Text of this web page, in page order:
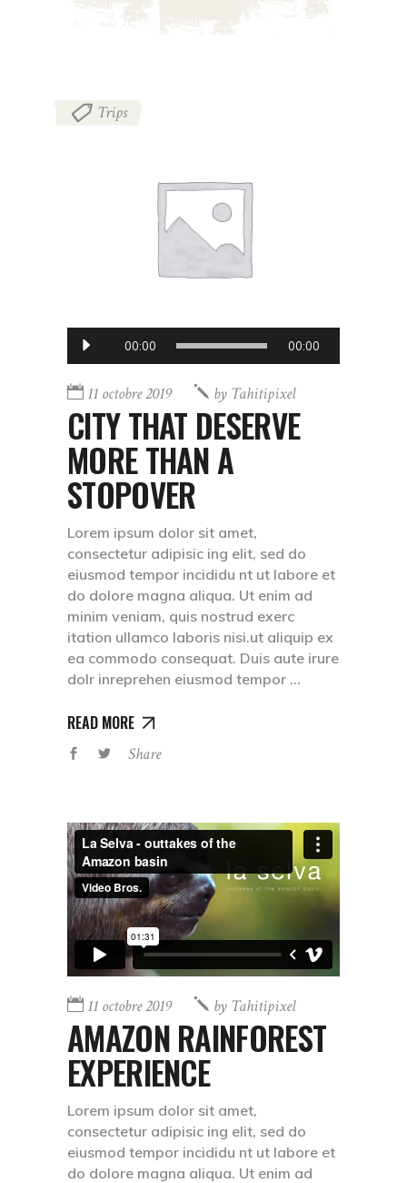
Lecteur
audio
00:00 00:00
Trips
11 octobre 2019 by Tahitipixel
CITY THAT DESERVE
MORE THAN A
STOPOVER
Lorem ipsum dolor sit amet,
consectetur adipisic ing elit, sed do
eiusmod tempor incididu nt ut labore et
do dolore magna aliqua. Ut enim ad
minim veniam, quis nostrud exerc
itation ullamco laboris nisi.ut aliquip ex
ea commodo consequat. Duis aute irure
dolr inreprehen eiusmod tempor
READ MORE
Share
11 octobre 2019 by Tahitipixel
AMAZON RAINFOREST
EXPERIENCE
Lorem ipsum dolor sit amet,
consectetur adipisic ing elit, sed do
eiusmod tempor incididu nt ut labore et
do dolore magna aliqua. Ut enim ad